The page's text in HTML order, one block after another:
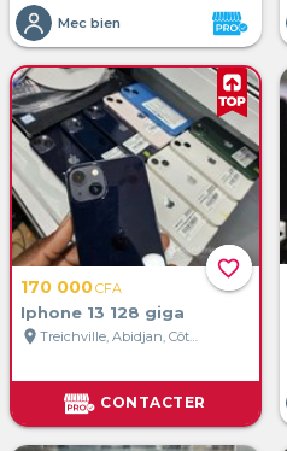
Mec bien
favorite_border
170 000CFA
Iphone 13 128 giga
location_on
Treichville, Abidjan, Côte d'Ivoire
CONTACTER